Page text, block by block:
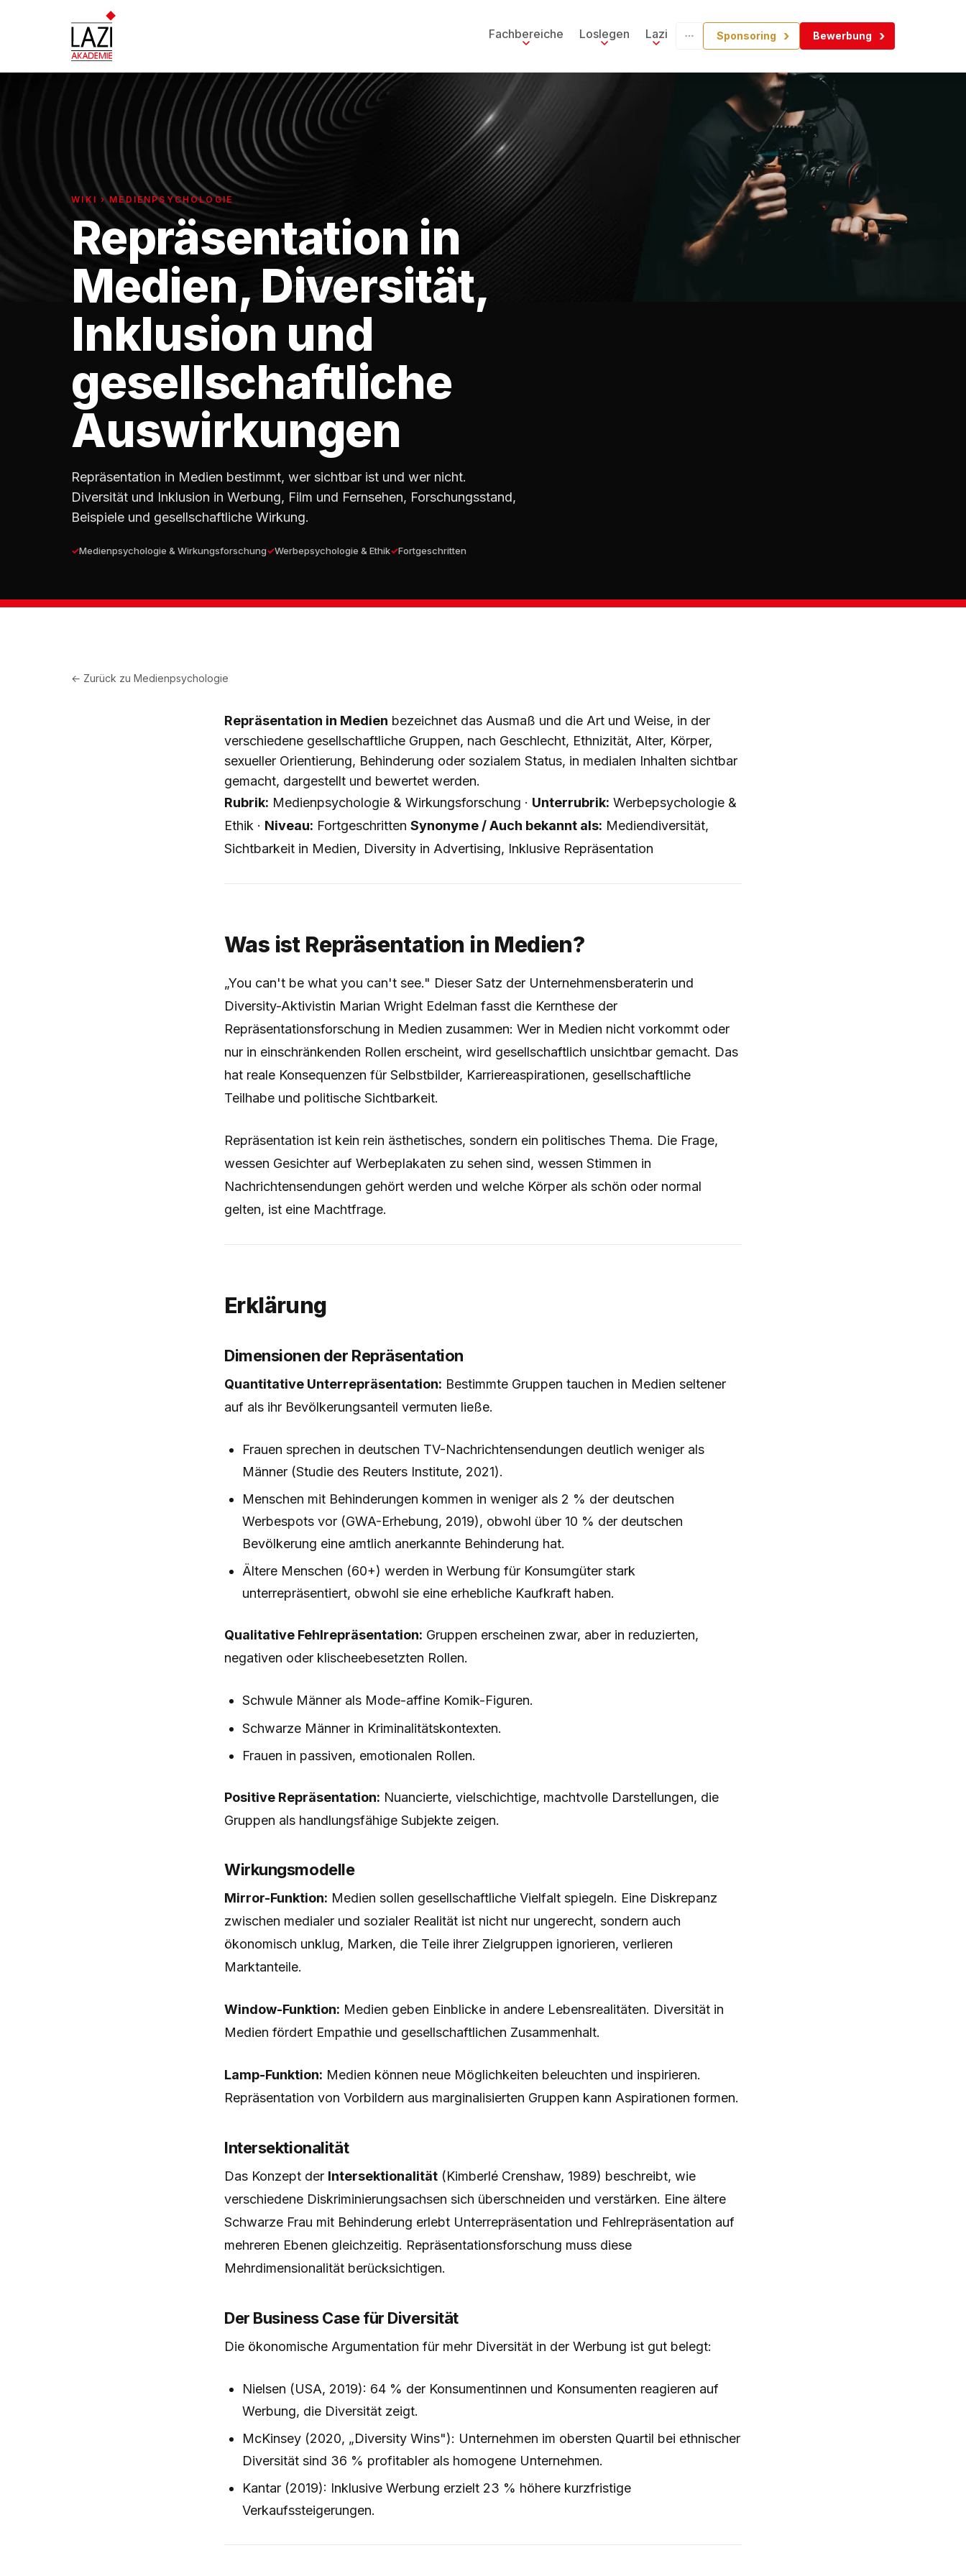
Fachbereiche Loslegen Lazi Sponsoring Bewerbung
WIKI › MEDIENPSYCHOLOGIE
Repräsentation in
Medien, Diversität,
Inklusion und
gesellschaftliche
Auswirkungen
Repräsentation in Medien bestimmt, wer sichtbar ist und wer nicht.
Diversität und Inklusion in Werbung, Film und Fernsehen, Forschungsstand,
Beispiele und gesellschaftliche Wirkung.
Medienpsychologie & Wirkungsforschung Werbepsychologie & Ethik Fortgeschritten
← Zurück zuMedienpsychologie
Repräsentation in Medien bezeichnet das Ausmaß und die Art und Weise, in der
verschiedene gesellschaftliche Gruppen, nach Geschlecht, Ethnizität, Alter, Körper,
sexueller Orientierung, Behinderung oder sozialem Status, in medialen Inhalten sichtbar
gemacht, dargestellt und bewertet werden.
Rubrik: Medienpsychologie & Wirkungsforschung · Unterrubrik: Werbepsychologie &
Ethik · Niveau: Fortgeschritten Synonyme / Auch bekannt als: Mediendiversität,
Sichtbarkeit in Medien, Diversity in Advertising, Inklusive Repräsentation
Was ist Repräsentation in Medien?
„You can't be what you can't see." Dieser Satz der Unternehmensberaterin und
Diversity-Aktivistin Marian Wright Edelman fasst die Kernthese der
Repräsentationsforschung in Medien zusammen: Wer in Medien nicht vorkommt oder
nur in einschränkenden Rollen erscheint, wird gesellschaftlich unsichtbar gemacht. Das
hat reale Konsequenzen für Selbstbilder, Karriereaspirationen, gesellschaftliche
Teilhabe und politische Sichtbarkeit.
Repräsentation ist kein rein ästhetisches, sondern ein politisches Thema. Die Frage,
wessen Gesichter auf Werbeplakaten zu sehen sind, wessen Stimmen in
Nachrichtensendungen gehört werden und welche Körper als schön oder normal
gelten, ist eine Machtfrage.
Erklärung
Dimensionen der Repräsentation
Quantitative Unterrepräsentation: Bestimmte Gruppen tauchen in Medien seltener
auf als ihr Bevölkerungsanteil vermuten ließe.
Frauen sprechen in deutschen TV-Nachrichtensendungen deutlich weniger als
Männer (Studie des Reuters Institute, 2021).
Menschen mit Behinderungen kommen in weniger als 2 % der deutschen
Werbespots vor (GWA-Erhebung, 2019), obwohl über 10 % der deutschen
Bevölkerung eine amtlich anerkannte Behinderung hat.
Ältere Menschen (60+) werden in Werbung für Konsumgüter stark
unterrepräsentiert, obwohl sie eine erhebliche Kaufkraft haben.
Qualitative Fehlrepräsentation: Gruppen erscheinen zwar, aber in reduzierten,
negativen oder klischeebesetzten Rollen.
Schwule Männer als Mode-affine Komik-Figuren.
Schwarze Männer in Kriminalitätskontexten.
Frauen in passiven, emotionalen Rollen.
Positive Repräsentation: Nuancierte, vielschichtige, machtvolle Darstellungen, die
Gruppen als handlungsfähige Subjekte zeigen.
Wirkungsmodelle
Mirror-Funktion: Medien sollen gesellschaftliche Vielfalt spiegeln. Eine Diskrepanz
zwischen medialer und sozialer Realität ist nicht nur ungerecht, sondern auch
ökonomisch unklug, Marken, die Teile ihrer Zielgruppen ignorieren, verlieren
Marktanteile.
Window-Funktion: Medien geben Einblicke in andere Lebensrealitäten. Diversität in
Medien fördert Empathie und gesellschaftlichen Zusammenhalt.
Lamp-Funktion: Medien können neue Möglichkeiten beleuchten und inspirieren.
Repräsentation von Vorbildern aus marginalisierten Gruppen kann Aspirationen formen.
Intersektionalität
Das Konzept der Intersektionalität (Kimberlé Crenshaw, 1989) beschreibt, wie
verschiedene Diskriminierungsachsen sich überschneiden und verstärken. Eine ältere
Schwarze Frau mit Behinderung erlebt Unterrepräsentation und Fehlrepräsentation auf
mehreren Ebenen gleichzeitig. Repräsentationsforschung muss diese
Mehrdimensionalität berücksichtigen.
Der Business Case für Diversität
Die ökonomische Argumentation für mehr Diversität in der Werbung ist gut belegt:
Nielsen (USA, 2019): 64 % der Konsumentinnen und Konsumenten reagieren auf
Werbung, die Diversität zeigt.
McKinsey (2020, „Diversity Wins"): Unternehmen im obersten Quartil bei ethnischer
Diversität sind 36 % profitabler als homogene Unternehmen.
Kantar (2019): Inklusive Werbung erzielt 23 % höhere kurzfristige
Verkaufssteigerungen.